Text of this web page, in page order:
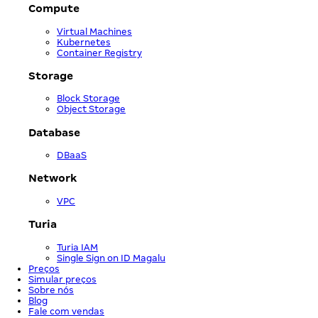
Compute
Virtual Machines
Kubernetes
Container Registry
Storage
Block Storage
Object Storage
Database
DBaaS
Network
VPC
Turia
Turia IAM
Single Sign on ID Magalu
Preços
Simular preços
Sobre nós
Blog
Fale com vendas